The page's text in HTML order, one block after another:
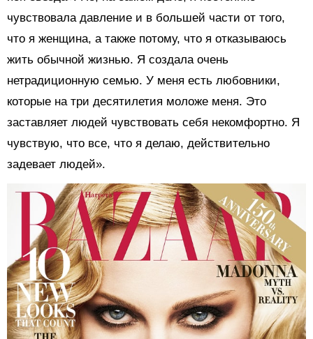
чувствовала давление и в большей части от того,
что я женщина, а также потому, что я отказываюсь
жить обычной жизнью. Я создала очень
нетрадиционную семью. У меня есть любовники,
которые на три десятилетия моложе меня. Это
заставляет людей чувствовать себя некомфортно. Я
чувствую, что все, что я делаю, действительно
задевает людей».